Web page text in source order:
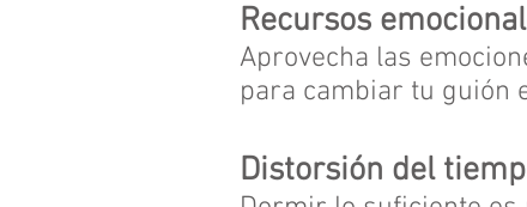
Recursos
Aprovecha las
para cambiar tu guión
Distorsión del